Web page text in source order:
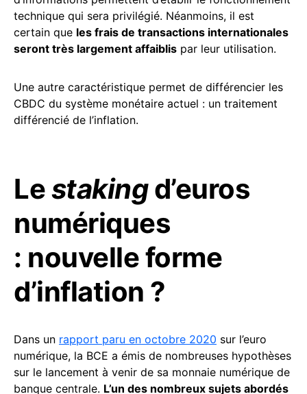
technique qui sera privilégié. Néanmoins, il est
certain que les frais de transactions internationales
seront très largement affaiblis par leur utilisation.
Une autre caractéristique permet de différencier les
CBDC du système monétaire actuel : un traitement
différencié de l’inflation.
Lestakingd’euros
numériques
: nouvelle forme
d’inflation ?
Dans un rapport paru en octobre 2020 sur l’euro
numérique, la BCE a émis de nombreuses hypothèses
sur le lancement à venir de sa monnaie numérique de
banque centrale. L’un des nombreux sujets abordés